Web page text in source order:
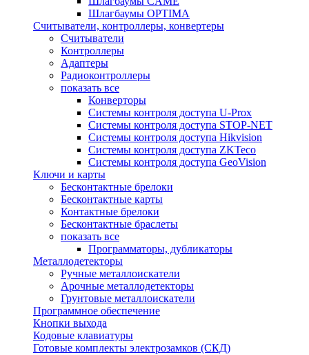
Шлагбаумы OPTIMA
Считыватели, контроллеры, конвертеры
Считыватели
Контроллеры
Адаптеры
Радиоконтроллеры
показать все
Конверторы
Системы контроля доступа U-Prox
Системы контроля доступа STOP-NET
Системы контроля доступа Hikvision
Системы контроля доступа ZKTeco
Системы контроля доступа GeoVision
Ключи и карты
Бесконтактные брелоки
Бесконтактные карты
Контактные брелоки
Бесконтактные браслеты
показать все
Программаторы, дубликаторы
Металлодетекторы
Ручные металлоискатели
Арочные металлодетекторы
Грунтовые металлоискатели
Программное обеспечение
Кнопки выхода
Кодовые клавиатуры
Готовые комплекты электрозамков (СКД)